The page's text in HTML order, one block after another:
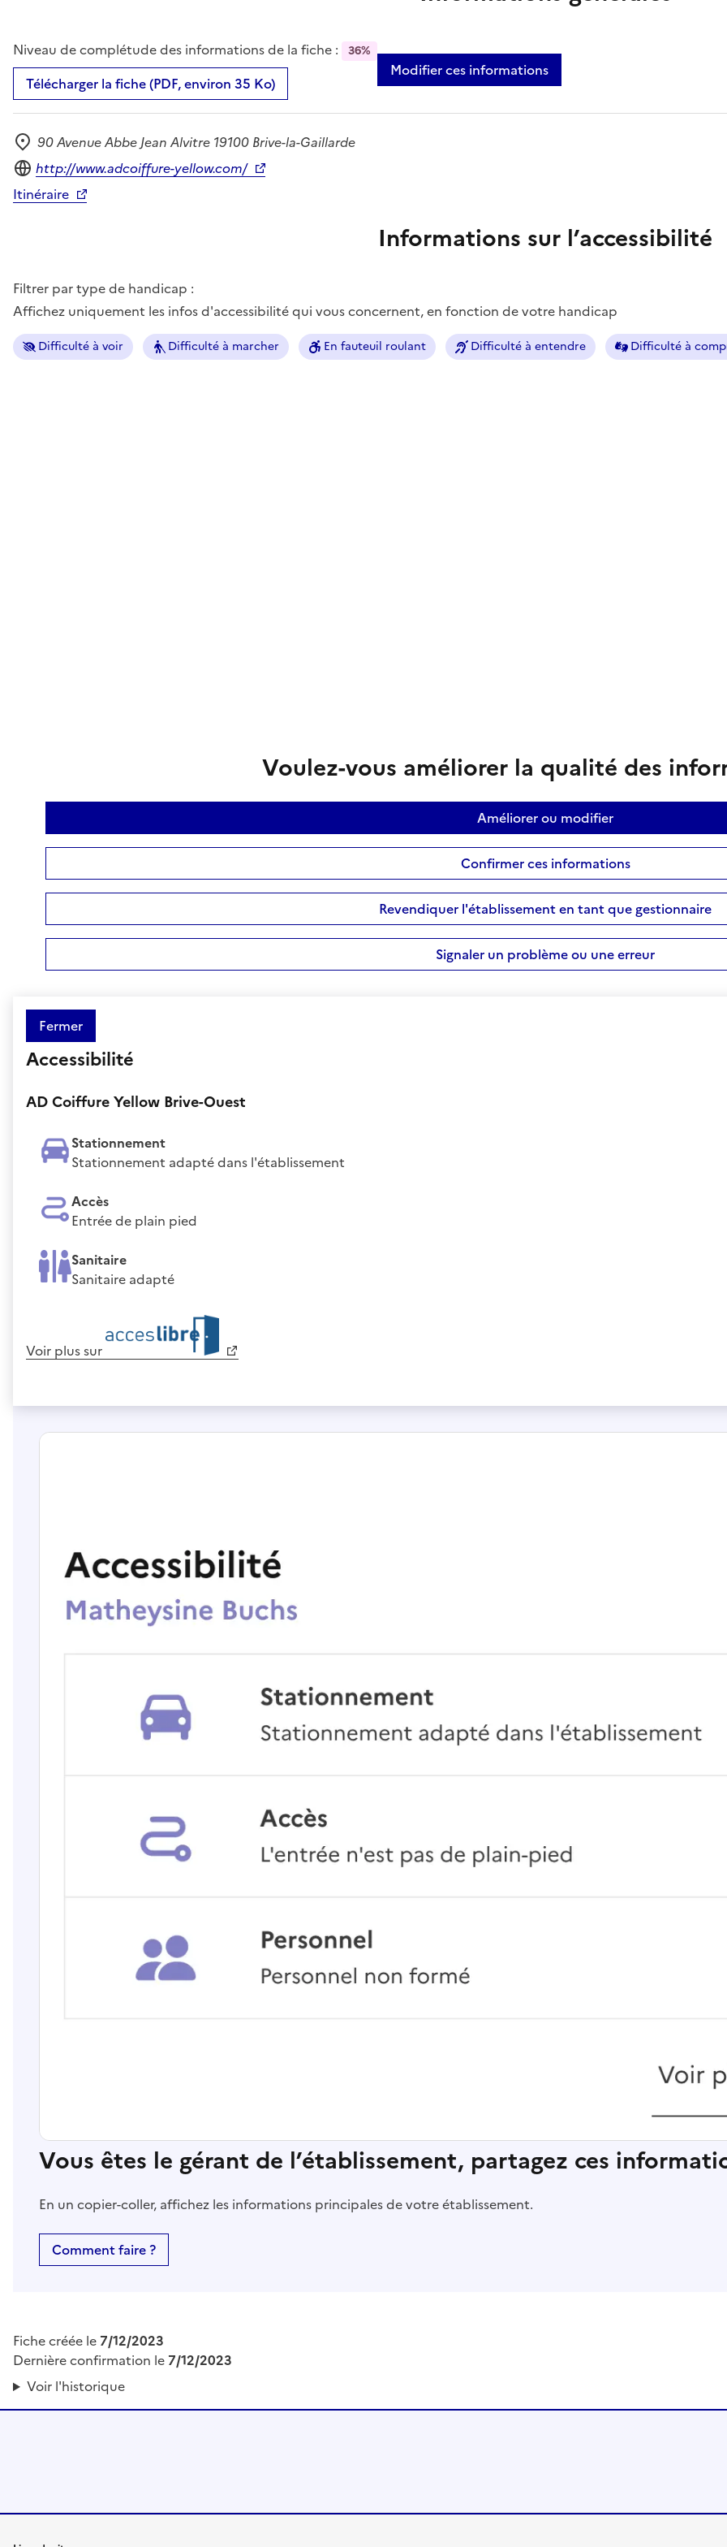
Niveau de complétude des informations de la fiche : 36%
Télécharger la fiche (PDF, environ 35 Ko)
Modifier ces informations
Adresse
90 Avenue Abbe Jean Alvitre 19100 Brive-la-Gaillarde
Site internet
http://www.adcoiffure-yellow.com/
Itinéraire
Informations sur l’accessibilité
Filtrer par type de handicap :
Affichez uniquement les infos d'accessibilité qui vous concernent, en fonction de votre handicap
Difficulté à voir Difficulté à marcher En fauteuil roulant Difficulté à entendre Difficulté à
Voulez-vous améliorer la qualité des
Améliorer ou modifier
Confirmer ces informations
Revendiquer l'établissement en tant que gestionnaire
Signaler un problème ou une erreur
Fermer
Accessibilité
AD Coiffure Yellow Brive-Ouest
Stationnement
Stationnement adapté dans l'établissement
Accès
Entrée de plain pied
Sanitaire
Sanitaire adapté
Voir plus sur
Vous êtes le gérant de l’établissement, partagez ces
En un copier-coller, affichez les informations principales de votre établissement.
Comment faire ?
Fiche créée le 7/12/2023
Dernière confirmation le 7/12/2023
Voir l'historique